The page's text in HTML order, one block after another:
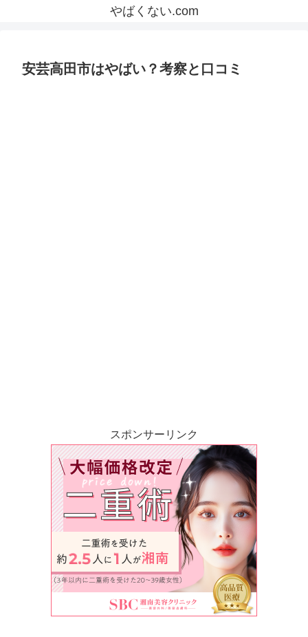
やばくない.com
安芸高田市はやばい？考察と口コミ
スポンサーリンク